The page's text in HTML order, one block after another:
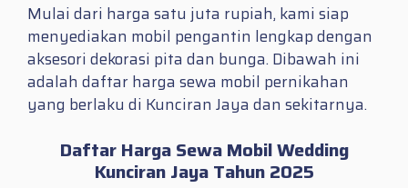
Mulai dari harga satu juta rupiah, kami siap
menyediakan mobil pengantin lengkap dengan
aksesori dekorasi pita dan bunga. Dibawah ini
adalah daftar harga sewa mobil pernikahan
yang berlaku di Kunciran Jaya dan sekitarnya.
Daftar Harga Sewa Mobil Wedding
Kunciran Jaya Tahun 2025